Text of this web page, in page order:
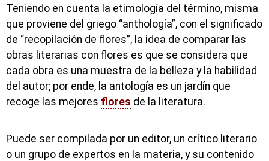
Teniendo en cuenta la etimología del término, misma
que proviene del griego “anthología”, con el significado
de “recopilación de flores”, la idea de comparar las
obras literarias con flores es que se considera que
cada obra es una muestra de la belleza y la habilidad
del autor; por ende, la antología es un jardín que
recoge las mejores flores de la literatura.
Puede ser compilada por un editor, un crítico literario
o un grupo de expertos en la materia, y su contenido